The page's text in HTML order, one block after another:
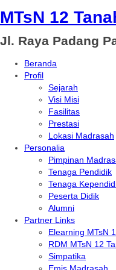
MTsN 12
Jl. Raya Padang
Beranda
Profil
Sejarah
Visi Misi
Fasilitas
Prestasi
Lokasi Madrasah
Personalia
Pimpinan
Tenaga Pendidik
Tenaga
Peserta Didik
Alumni
Partner Links
Elearning MTsN
RDM MTsN 12
Simpatika